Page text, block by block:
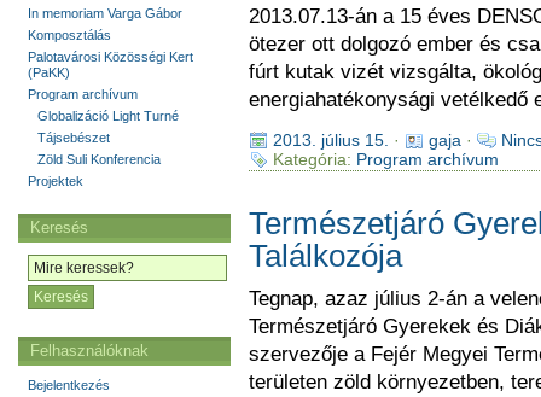
2013.07.13-án a 15 éves
ötezer ott dolgozó ember és
fúrt kutak vizét vizsgálta,
energiahatékonysági vetélkedő
2013. július 15. · gaja ·
Kategória: Program archívum
Természetjáró
Találkozója
Tegnap, azaz július 2-án a
Természetjáró Gyerekek és
szervezője a Fejér Megyei
területen zöld környezetben,
In memoriam Varga Gábor
Komposztálás
Palotavárosi Közösségi Kert
(PaKK)
Program archívum
Globalizáció Light Turné
Tájsebészet
Zöld Suli Konferencia
Projektek
Keresés
Felhasználóknak
Bejelentkezés